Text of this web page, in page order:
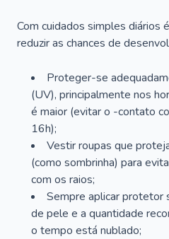
Com cuidados simples diários
reduzir as chances de
Proteger-se
(UV), principalmente nos
é maior (evitar o -contato
16h);
Vestir roupas que
(como sombrinha) para
com os raios;
Sempre aplicar protetor
de pele e a quantidade
o tempo está nublado;